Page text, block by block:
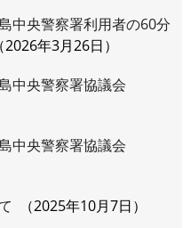
中央警察署利用者の60分
2026年3月26日
央警察署協議会
央警察署協議会
2025年10月7日